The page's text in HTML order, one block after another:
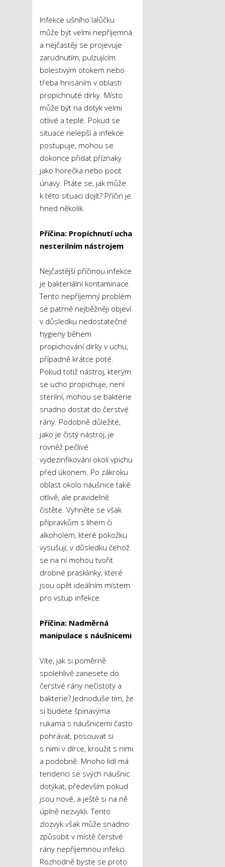
Infekce ušního lalůčku
může být velmi nepříjemná
a nejčastěji se projevuje
zarudnutím, pulzujícím
bolestivým otokem nebo
třeba hnisáním v oblasti
propíchnuté dírky. Místo
může být na dotyk velmi
citlivé a teplé. Pokud se
situace nelepší a infekce
postupuje, mohou se
dokonce přidat příznaky
jako horečka nebo pocit
únavy. Ptáte se, jak může
k této situaci dojít? Příčin je
hned několik.
Příčina: Propíchnutí ucha
nesterilním nástrojem
Nejčastější příčinou infekce
je bakteriální kontaminace.
Tento nepříjemný problém
se patrně nejběžněji objeví
v důsledku nedostatečné
hygieny během
propichování dírky v uchu,
případně krátce poté.
Pokud totiž nástroj, kterým
se ucho propichuje, není
sterilní, mohou se bakterie
snadno dostat do čerstvé
rány. Podobně důležité,
jako je čistý nástroj, je
rovněž pečlivé
vydezinfikování okolí vpichu
před úkonem. Po zákroku
oblast okolo náušnice také
citlivě, ale pravidelně
čistěte. Vyhněte se však
přípravkům s lihem či
alkoholem, které pokožku
vysušují, v důsledku čehož
se na ní mohou tvořit
drobné prasklinky, které
jsou opět ideálním místem
pro vstup infekce.
Příčina: Nadměrná
manipulace s náušnicemi
Víte, jak si poměrně
spolehlivě zanesete do
čerstvé rány nečistoty a
bakterie? Jednoduše tím, že
si budete špinavýma
rukama s náušnicemi často
pohrávat, posouvat si
s nimi v dírce, kroužit s nimi
a podobně. Mnoho lidí má
tendenci se svých náušnic
dotýkat, především pokud
jsou nové, a ještě si na ně
úplně nezvykli. Tento
zlozvyk však může snadno
způsobit v místě čerstvé
rány nepříjemnou infekci.
Rozhodně byste se proto